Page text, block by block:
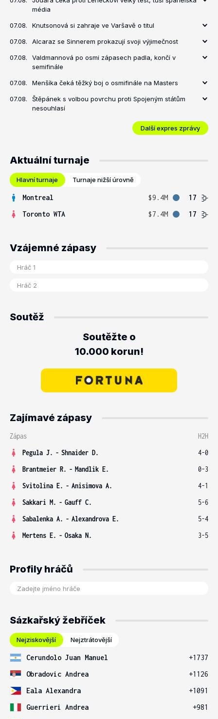
média
07.08. Knutsonová si zahraje ve Varšavě o titul
07.08. Alcaraz se Sinnerem prokazují svoji výjimečnost
07.08.
Valdmannová po osmi zápasech padla, končí v
semifinále
07.08. Menšíka čeká těžký boj o osmifinále na Masters
07.08.
Štěpánek s volbou povrchu proti Spojeným státům
nesouhlasí
Další expres zprávy
Aktuální turnaje
Hlavní turnaje Turnaje nižší úrovně
Montreal $9.4M
17
Toronto WTA
$7.4M 17
Vzájemné zápasy
Soutěž
Soutěžte o
10.000 korun!
Zajímavé zápasy
Zápas
H2H
Pegula J. - Shnaider D.
4-0
Brantmeier R. - Mandlik E.
0-3
Svitolina E. - Anisimova A.
4-1
Sakkari M. - Gauff C.
5-6
Sabalenka A. - Alexandrova E.
5-4
Mertens E. - Osaka N. 3-5
Profily hráčů
Sázkařský žebříček
Nejziskovější Nejztrátovější
Cerundolo Juan Manuel
+1737
Obradovic Andrea
+1126
Eala Alexandra
+1091
Guerrieri Andrea
+981